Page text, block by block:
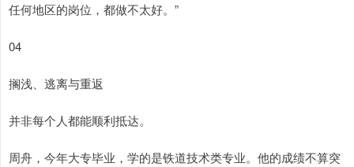
任何地区的岗位，都做不太好。”
04
搁浅、逃离与重返
并非每个人都能顺利抵达。
周舟，今年大专毕业，学的是铁道技术类专业。他的成绩不算突